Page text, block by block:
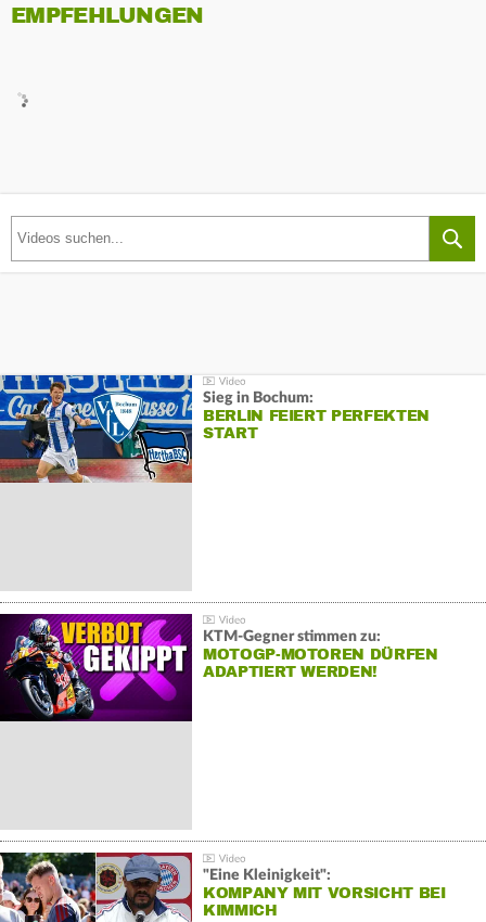
EMPFEHLUNGEN
Sieg in Bochum:
BERLIN FEIERT PERFEKTEN
START
KTM-Gegner stimmen zu:
MOTOGP-MOTOREN DÜRFEN
ADAPTIERT WERDEN!
"Eine Kleinigkeit":
KOMPANY MIT VORSICHT BEI
KIMMICH